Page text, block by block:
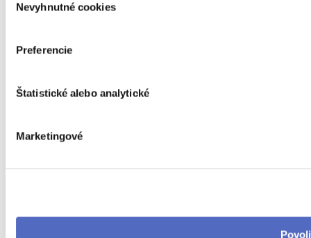
súhlasu
Nevyhnutné cookies
Preferencie
Štatistické alebo analytické
Marketingové